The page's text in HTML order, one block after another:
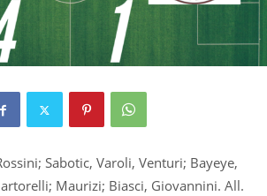
Sabotic, Varoli, Venturi; Bayeye,
Maurizi; Biasci, Giovannini. All.